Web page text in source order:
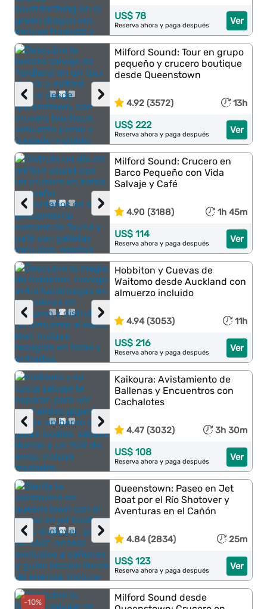
Ver
US$ 78
Reserva ahora y paga después
›
‹
Milford Sound: Tour en grupo
pequeño y crucero boutique
desde Queenstown
4.92 (3572) 13h
Ver
US$ 222
Reserva ahora y paga después
›
‹
Milford Sound: Crucero en
Barco Pequeño con Vida
Salvaje y Café
4.90 (3188) 1h 45m
Ver
US$ 114
Reserva ahora y paga después
›
‹
Hobbiton y Cuevas de
Waitomo desde Auckland con
almuerzo incluido
4.94 (3053) 11h
Ver
US$ 216
Reserva ahora y paga después
›
‹
Kaikoura: Avistamiento de
Ballenas y Encuentros con
Cachalotes
4.47 (3032) 3h 30m
Ver
US$ 108
Reserva ahora y paga después
›
‹
Queenstown: Paseo en Jet
Boat por el Río Shotover y
Aventuras en el Cañón
4.84 (2834) 25m
Ver
US$ 123
Reserva ahora y paga después
-10%
Milford Sound desde